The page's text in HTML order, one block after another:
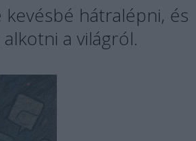
hátralépni, és
a világról.